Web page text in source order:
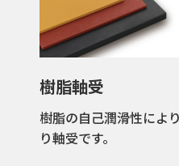
焼結軸受
金属粉末を主成分とす
産性が良く原価低減に寄